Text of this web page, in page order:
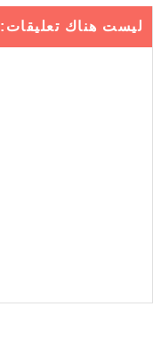
ليست هناك تعليقات: